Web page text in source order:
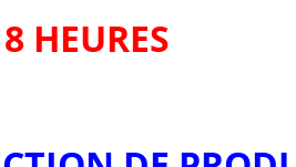
HEURES